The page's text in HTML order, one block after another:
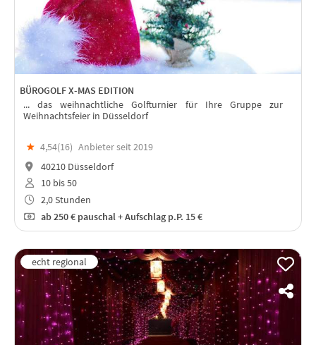
BÜROGOLF X-MAS EDITION
... das weihnachtliche Golfturnier für Ihre Gruppe zur
Weihnachtsfeier in Düsseldorf
★ 4,54(16) Anbieter seit 2019
40210 Düsseldorf
10 bis 50
2,0 Stunden
ab250 € pauschal + Aufschlag p.P. 15 €